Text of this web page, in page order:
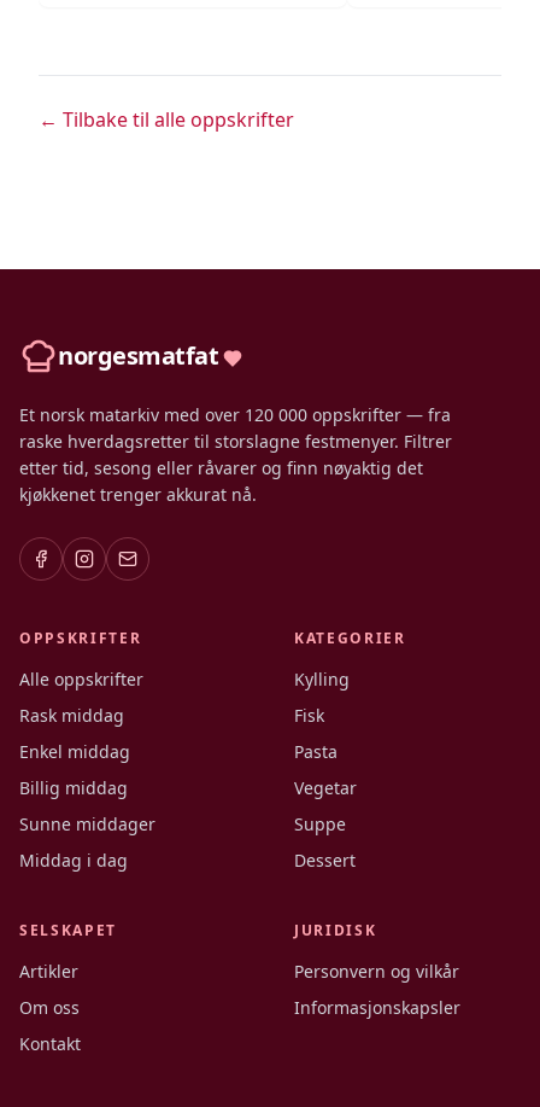
← Tilbake til alle oppskrifter
norgesmatfat
Et norsk matarkiv med over 120 000 oppskrifter — fra
raske hverdagsretter til storslagne festmenyer. Filtrer
etter tid, sesong eller råvarer og finn nøyaktig det
kjøkkenet trenger akkurat nå.
OPPSKRIFTER
Alle oppskrifter
Rask middag
Enkel middag
Billig middag
Sunne middager
Middag i dag
KATEGORIER
Kylling
Fisk
Pasta
Vegetar
Suppe
Dessert
SELSKAPET
Artikler
Om oss
Kontakt
JURIDISK
Personvern og vilkår
Informasjonskapsler